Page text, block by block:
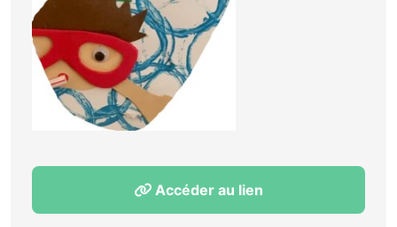
Accéder au lien